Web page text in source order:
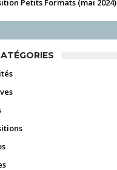
Petits Formats (mai 2024)